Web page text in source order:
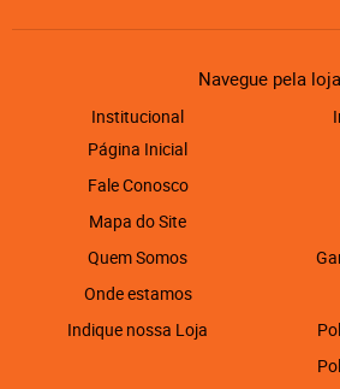
Navegue pela loja
Institucional
Página Inicial
Fale Conosco
Mapa do Site
Quem Somos
Onde estamos
Indique nossa Loja